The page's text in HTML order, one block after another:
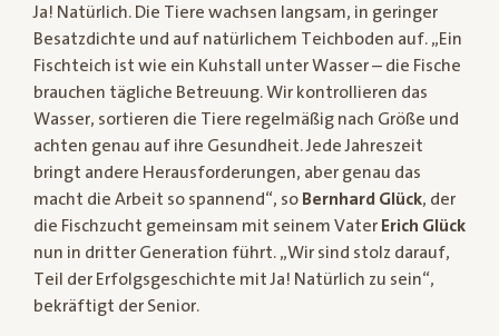
Ja! Natürlich. Die Tiere wachsen langsam, in geringer
Besatzdichte und auf natürlichem Teichboden auf. „Ein
Fischteich ist wie ein Kuhstall unter Wasser – die Fische
brauchen tägliche Betreuung. Wir kontrollieren das
Wasser, sortieren die Tiere regelmäßig nach Größe und
achten genau auf ihre Gesundheit. Jede Jahreszeit
bringt andere Herausforderungen, aber genau das
macht die Arbeit so spannend“, so Bernhard Glück, der
die Fischzucht gemeinsam mit seinem Vater Erich Glück
nun in dritter Generation führt. „Wir sind stolz darauf,
Teil der Erfolgsgeschichte mit Ja! Natürlich zu sein“,
bekräftigt der Senior.